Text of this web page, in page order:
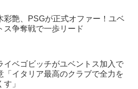
彩艶、PSGが正式オファー！ユベ
ス争奪戦で一歩リード
イベゴビッチがユベントス加入で
「イタリア最高のクラブで全力を
す」